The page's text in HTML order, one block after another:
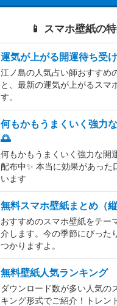
📱 スマホ壁紙の
運気が上がる開運待ち受
江ノ島の人気占い師おすすめ
と、最新の運気が上がるスマ
す。
何もかもうまくいく強力
🌅
何もかもうまくいく強力な開
配布中✨️ 本当に効果があった
います
無料スマホ壁紙まとめ（縦
おすすめのスマホ壁紙をテー
介します。今の季節にぴった
つかりますよ。
無料壁紙人気ランキング
ダウンロード数が多い人気の
キング形式でご紹介！トレン